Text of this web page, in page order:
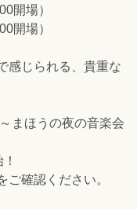
開場）
開場）
感じられる、貴重な
まほうの夜の音楽会
確認ください。